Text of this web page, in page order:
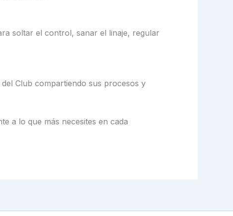
soltar el control, sanar el linaje, regular
Club compartiendo sus procesos y
a lo que más necesites en cada